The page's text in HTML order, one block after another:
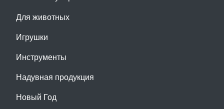
Для животных
Игрушки
Инструменты
Надувная продукция
Новый Год